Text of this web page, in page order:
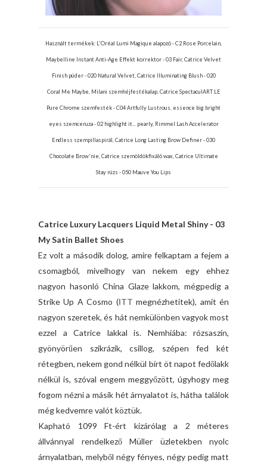
Használt termékek: L'Oréal Lumi Magique alapozó - C2 Rose Porcelain,
Maybelline Instant Anti-Age Effekt korrektor - 03 Fair, Catrice Velvet
Finish púder - 020 Natural Velvet, Catrice Illuminating Blush - 020
Coral Me Maybe, Milani szemhéjfestékalap, Catrice SpectaculART LE
Pure Chrome szemfesték - C04 Artfully Lustrous, essence big bright
eyes szemceruza - 02 highlight it... pearly, Rimmel Lash Accelerator
Endless szempillaspirál, Catrice Long Lasting Brow Definer - 030
Chocolate Brow'nie, Catrice szemöldökfixáló wax, Catrice Ultimate
Stay rúzs - 050 Mauve You Lips
Catrice Luxury Lacquers Liquid Metal Shiny - 03
My Satin Ballet Shoes
Ez volt a második dolog, amire felkaptam a fejem a
csomagból, mivelhogy van nekem egy ehhez
nagyon hasonló China Glaze lakkom, mégpedig a
Strike Up A Cosmo (ITT megnézhetitek), amit én
nagyon szeretek, és hát nemkülönben vagyok most
ezzel a Catrice lakkal is. Nemhiába: rózsaszín,
gyönyörűen szikrázik, csillog, szépen fed két
rétegben, nekem gond nélkül bírt öt napot fedőlakk
nélkül is, szóval engem meggyőzött, úgyhogy meg
fogom nézni a másik hét árnyalatot is, hátha találok
még kedvemre valót köztük.
Kapható 1099 Ft-ért kizárólag a 2 méteres
állvánnyal rendelkező Müller üzletekben nyolc
árnyalatban, melyből négy fényes, négy pedig matt